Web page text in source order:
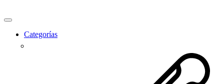
al
Categorías